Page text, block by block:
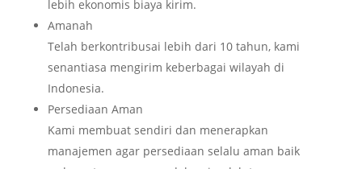
lebih ekonomis biaya kirim.
Amanah
Telah berkontribusai lebih dari 10 tahun, kami
senantiasa mengirim keberbagai wilayah di
Indonesia.
Persediaan Aman
Kami membuat sendiri dan menerapkan
manajemen agar persediaan selalu aman baik